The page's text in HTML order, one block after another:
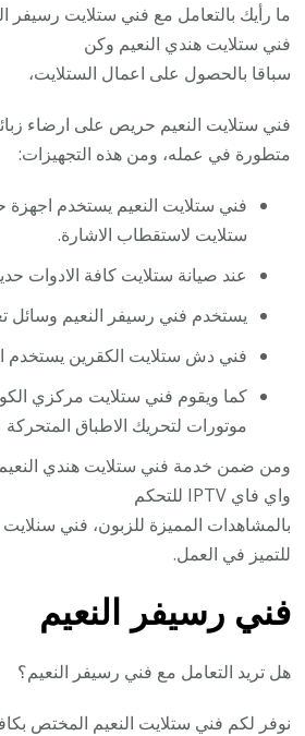
ما رأيك بالتعامل مع فني ستلايت رسيفر
فني ستلايت هندي النعيم وكن
سباقا بالحصول على اعمال الستلايت،
فني ستلايت النعيم حريص على ارضاء
متطورة في عمله، ومن هذه التجهيزات:
فني ستلايت النعيم يستخدم اجهزة
ستلايت لاستقطاب الاشارة.
عند صيانة ستلايت كافة الادوات
يستخدم فني رسيفر النعيم وسائل
فني دش ستلايت الكقرين يستخدم
كما ويقوم فني ستلايت مركزي
موتورات لتحريك الاطباق
ومن ضمن خدمة فني ستلايت هندي
واي فاي IPTV للتحكم
بالمشاهدات المميزة للزبون، فني
للتميز في العمل.
فني رسيفر النعيم
هل تريد التعامل مع فني رسيفر النعيم؟
نوفر لكم فني ستلايت النعيم المختص